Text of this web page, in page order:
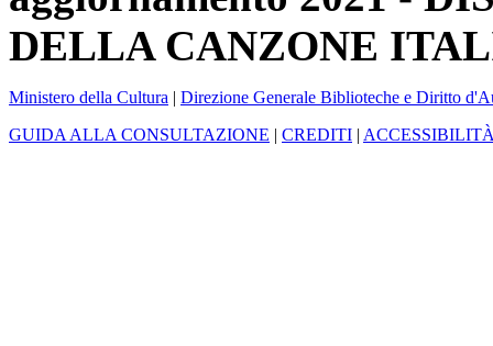
DELLA CANZONE
Ministero della Cultura | Direzione Generale Biblioteche e Diritto
GUIDA ALLA CONSULTAZIONE | CREDITI |